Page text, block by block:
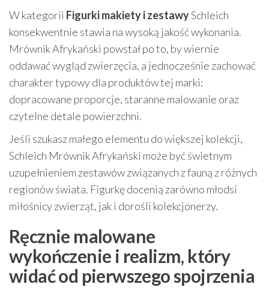
W kategorii Figurki makiety i zestawySchleich
konsekwentnie stawia na wysoką jakość wykonania.
Mrównik Afrykański powstał po to, by wiernie
oddawać wygląd zwierzęcia, a jednocześnie zachować
charakter typowy dla produktów tej marki:
dopracowane proporcje, staranne malowanie oraz
czytelne detale powierzchni.
Jeśli szukasz małego elementu do większej kolekcji,
Schleich Mrównik Afrykański może być świetnym
uzupełnieniem zestawów związanych z fauną z różnych
regionów świata. Figurkę docenią zarówno młodsi
miłośnicy zwierząt, jak i dorośli kolekcjonerzy.
Ręcznie malowane
wykończenie i realizm, który
widać od pierwszego spojrzenia